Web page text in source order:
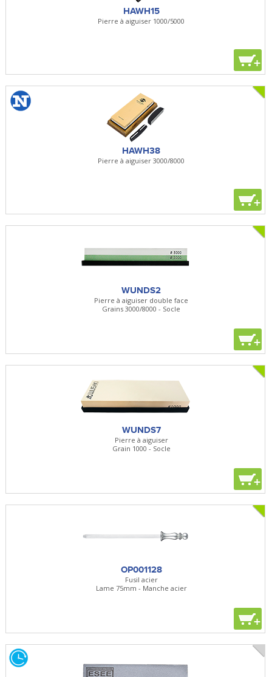
HAWH15
Pierre à aiguiser 1000/5000
+
HAWH38
Pierre à aiguiser 3000/8000
+
WUNDS2
Pierre à aiguiser double face
Grains 3000/8000 - Socle
+
WUNDS7
Pierre à aiguiser
Grain 1000 - Socle
+
OP001128
Fusil acier
Lame 75mm - Manche acier
+